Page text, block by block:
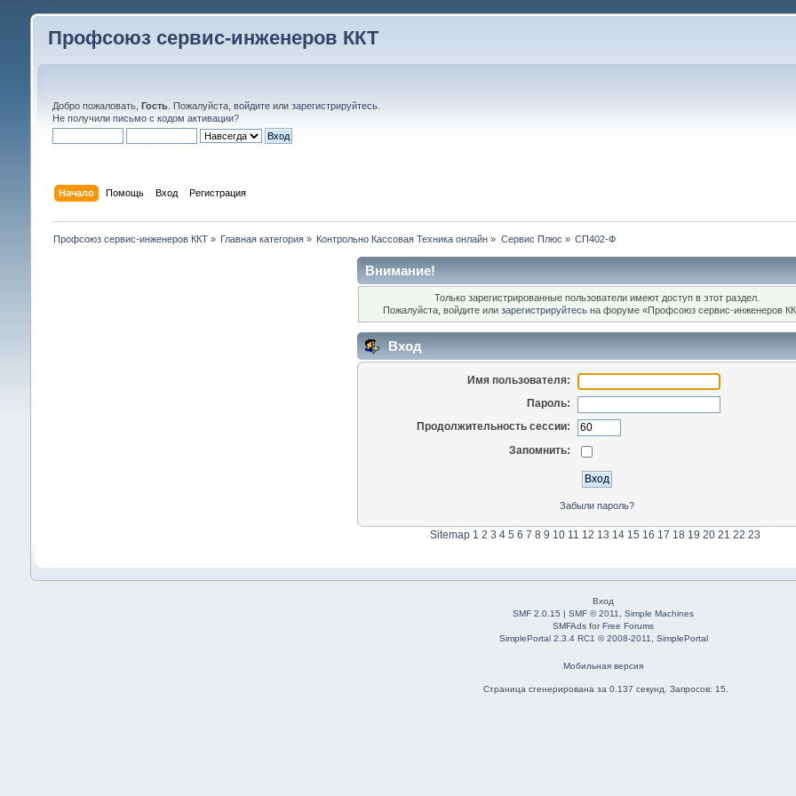
Профсоюз сервис-инженеров ККТ
Добро пожаловать, Гость. Пожалуйста, войдитеили зарегистрируйтесь.
Не получили письмо с кодом активации?
Начало Помощь Вход Регистрация
Профсоюз сервис-инженеров ККТ» Главная категория » Контрольно Кассовая Техника онлайн » Сервис Плюс » СП402-Ф
Внимание!
Только зарегистрированные пользователи имеют доступ в этот раздел.
Пожалуйста, войдите илизарегистрируйтесь на форуме «Профсоюз сервис-инженеров
Вход
Имя пользователя:
Пароль:
Продолжительность сессии:
Запомнить:
Забыли пароль?
Sitemap 1 2 3 4 5 6 7 8 9 10 11 12 13 14 15 16 17 18 19 20 21 22 23
Вход
SMF 2.0.15 |SMF © 2011 ,Simple Machines
SMFAds forFree Forums
SimplePortal 2.3.4 RC1 © 2008-2011, SimplePortal
Мобильная версия
Страница сгенерирована за 0.137 секунд. Запросов: 15.